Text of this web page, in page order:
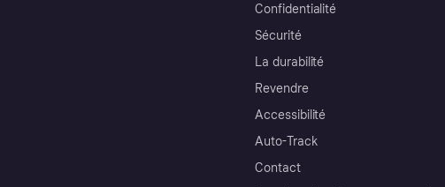
Confidentialité
Sécurité
La durabilité
Revendre
Accessibilité
Auto-Track
Contact